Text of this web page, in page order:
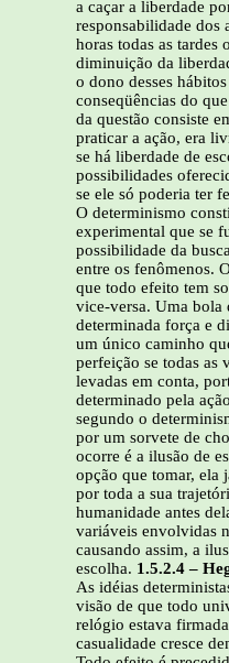
a caçar a liberdade
responsabilidade dos
horas todas as tardes
diminuição da
o dono desses
conseqüências do
da questão consiste
praticar a ação, era
se há liberdade de
possibilidades
se ele só poderia ter
O determinismo
experimental que se
possibilidade da
entre os fenômenos.
que todo efeito tem
vice-versa. Uma bola
determinada força e
um único caminho
perfeição se todas as
levadas em conta,
determinado pela
segundo o
por um sorvete de
ocorre é a ilusão de
opção que tomar, ela
por toda a sua
humanidade antes
variáveis envolvidas
causando assim, a
escolha. 1.5.2.4 –
As idéias
visão de que todo
relógio estava
casualidade cresce